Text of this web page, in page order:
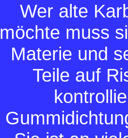
Wer alte
möchte muss
Materie und
Teile auf